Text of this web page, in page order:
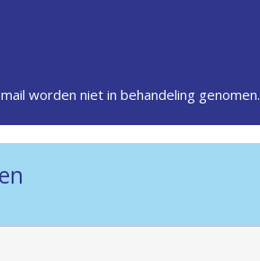
worden niet in behandeling genomen.